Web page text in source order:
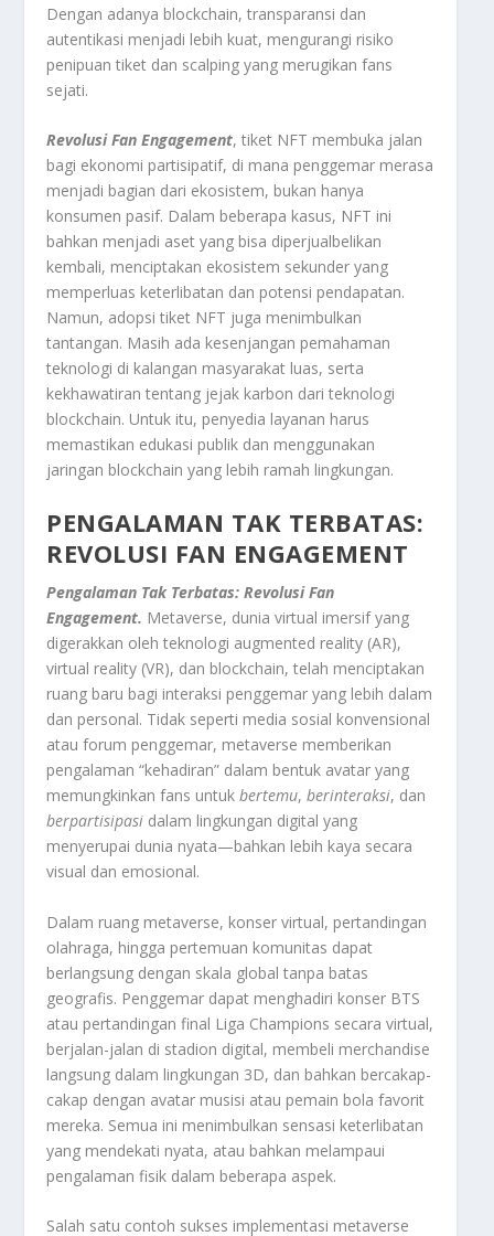
Dengan adanya blockchain, transparansi dan
autentikasi menjadi lebih kuat, mengurangi risiko
penipuan tiket dan scalping yang merugikan fans
sejati.
Revolusi Fan Engagement, tiket NFT membuka jalan
bagi ekonomi partisipatif, di mana penggemar merasa
menjadi bagian dari ekosistem, bukan hanya
konsumen pasif. Dalam beberapa kasus, NFT ini
bahkan menjadi aset yang bisa diperjualbelikan
kembali, menciptakan ekosistem sekunder yang
memperluas keterlibatan dan potensi pendapatan.
Namun, adopsi tiket NFT juga menimbulkan
tantangan. Masih ada kesenjangan pemahaman
teknologi di kalangan masyarakat luas, serta
kekhawatiran tentang jejak karbon dari teknologi
blockchain. Untuk itu, penyedia layanan harus
memastikan edukasi publik dan menggunakan
jaringan blockchain yang lebih ramah lingkungan.
PENGALAMAN TAK TERBATAS:
REVOLUSI FAN ENGAGEMENT
Pengalaman Tak Terbatas: Revolusi Fan
Engagement. Metaverse, dunia virtual imersif yang
digerakkan oleh teknologi augmented reality (AR),
virtual reality (VR), dan blockchain, telah menciptakan
ruang baru bagi interaksi penggemar yang lebih dalam
dan personal. Tidak seperti media sosial konvensional
atau forum penggemar, metaverse memberikan
pengalaman “kehadiran” dalam bentuk avatar yang
memungkinkan fans untukbertemu,berinteraksi, dan
berpartisipasi dalam lingkungan digital yang
menyerupai dunia nyata—bahkan lebih kaya secara
visual dan emosional.
Dalam ruang metaverse, konser virtual, pertandingan
olahraga, hingga pertemuan komunitas dapat
berlangsung dengan skala global tanpa batas
geografis. Penggemar dapat menghadiri konser BTS
atau pertandingan final Liga Champions secara virtual,
berjalan-jalan di stadion digital, membeli merchandise
langsung dalam lingkungan 3D, dan bahkan bercakap-
cakap dengan avatar musisi atau pemain bola favorit
mereka. Semua ini menimbulkan sensasi keterlibatan
yang mendekati nyata, atau bahkan melampaui
pengalaman fisik dalam beberapa aspek.
Salah satu contoh sukses implementasi metaverse